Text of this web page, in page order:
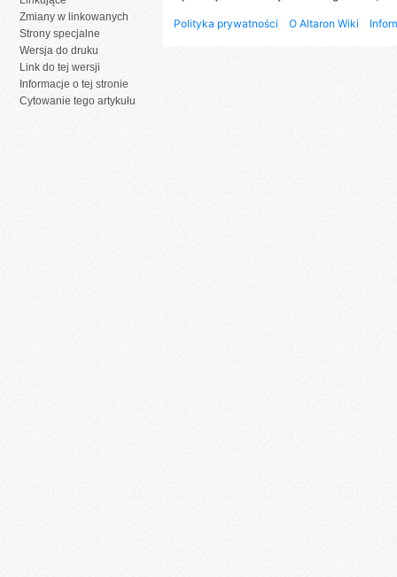
Zmiany w linkowanych
Strony specjalne
Wersja do druku
Link do tej wersji
Informacje o tej stronie
Cytowanie tego artykułu
Polityka prywatności O Altaron Wiki